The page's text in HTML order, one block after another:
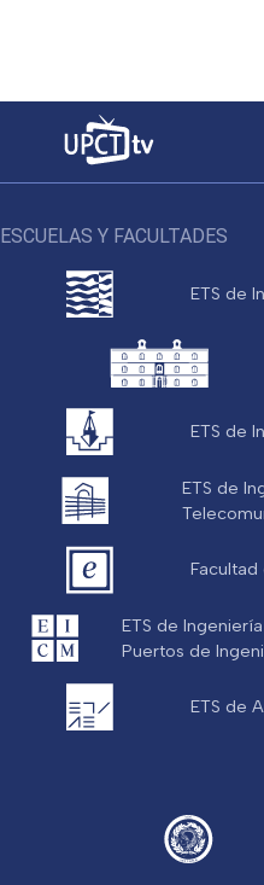
ESCUELAS Y FACULTADES
ETS de
ETS de
ETS de
Facultad
ETS de
Puertos de
ETS de